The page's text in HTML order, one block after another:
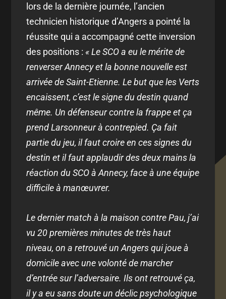
lors de la dernière journée, l’ancien
technicien historique d’Angers a pointé la
réussite qui a accompagné cette inversion
des positions :« Le SCO a eu le mérite de
renverser Annecy et la bonne nouvelle est
arrivée de Saint-Etienne. Le but que les Verts
encaissent, c’est le signe du destin quand
même. Un défenseur contre la frappe et ça
prend Larsonneur à contrepied. Ça fait
partie du jeu, il faut croire en ces signes du
destin et il faut applaudir des deux mains la
réaction du SCO à Annecy, face à une équipe
difficile à manœuvrer.
Le dernier match à la maison contre Pau, j’ai
vu 20 premières minutes de très haut
niveau, on a retrouvé un Angers qui joue à
domicile avec une volonté de marcher
d’entrée sur l’adversaire. Ils ont retrouvé ça,
il y a eu sans doute un déclic psychologique